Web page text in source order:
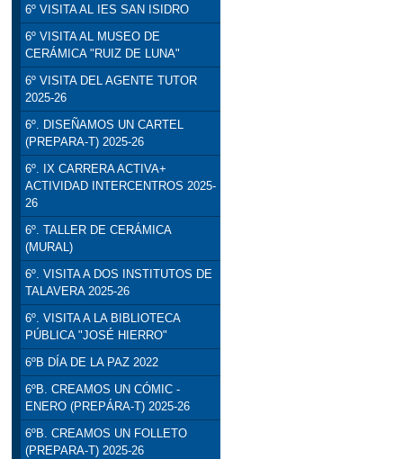
6º VISITA AL IES SAN ISIDRO
6º VISITA AL MUSEO DE
CERÁMICA "RUIZ DE LUNA"
6º VISITA DEL AGENTE TUTOR
2025-26
6º. DISEÑAMOS UN CARTEL
(PREPARA-T) 2025-26
6º. IX CARRERA ACTIVA+
ACTIVIDAD INTERCENTROS 2025-
26
6º. TALLER DE CERÁMICA
(MURAL)
6º. VISITA A DOS INSTITUTOS DE
TALAVERA 2025-26
6º. VISITA A LA BIBLIOTECA
PÚBLICA "JOSÉ HIERRO"
6ºB DÍA DE LA PAZ 2022
6ºB. CREAMOS UN CÓMIC -
ENERO (PREPÁRA-T) 2025-26
6ºB. CREAMOS UN FOLLETO
(PREPARA-T) 2025-26